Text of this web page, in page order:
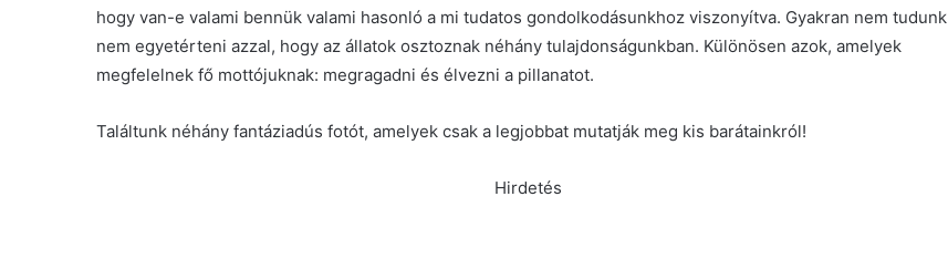
hogy van-e valami bennük valami hasonló a mi tudatos gondolkodásunkhoz viszonyítva. Gyakran nem tudunk
nem egyetérteni azzal, hogy az állatok osztoznak néhány tulajdonságunkban. Különösen azok, amelyek
megfelelnek fő mottójuknak: megragadni és élvezni a pillanatot.
Találtunk néhány fantáziadús fotót, amelyek csak a legjobbat mutatják meg kis barátainkról!
Hirdetés